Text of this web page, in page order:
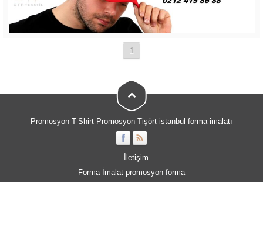
1
Promosyon T-Shirt Promosyon Tişört istanbul forma imalatı
İletişim
Forma İmalat promosyon forma